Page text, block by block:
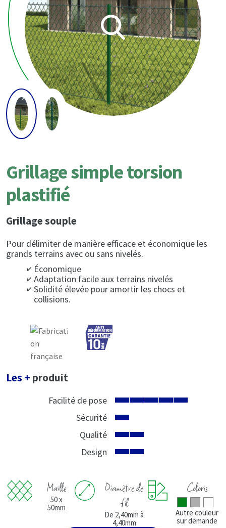
Grillage simple torsion
plastifié
Grillage souple
Pour délimiter de manière efficace et économique les
grands terrains avec ou sans nivelés.
Économique
Adaptation facile aux terrains nivelés
Solidité élevée pour amortir les chocs et
collisions.
Les + produit
Facilité de pose
Sécurité
Qualité
Design
Maille
50 x
50mm
Diamètre de
fil
De 2,40mm à
4,40mm
Coloris
Autre couleur
sur demande